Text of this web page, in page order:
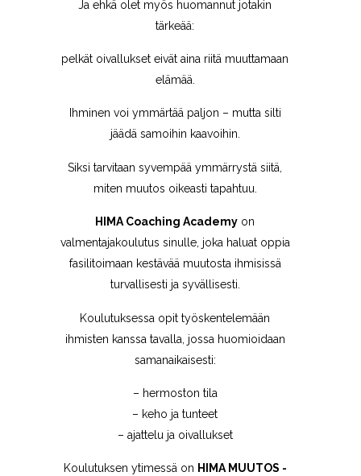
Ja ehkä olet myös huomannut jotakin
tärkeää:
pelkät oivallukset eivät aina riitä muuttamaan
elämää.
Ihminen voi ymmärtää paljon – mutta silti
jäädä samoihin kaavoihin.
Siksi tarvitaan syvempää ymmärrystä siitä,
miten muutos oikeasti tapahtuu.
HIMA Coaching Academy on
valmentajakoulutus sinulle, joka haluat oppia
fasilitoimaan kestävää muutosta ihmisissä
turvallisesti ja syvällisesti.
Koulutuksessa opit työskentelemään
ihmisten kanssa tavalla, jossa huomioidaan
samanaikaisesti:
– hermoston tila
– keho ja tunteet
– ajattelu ja oivallukset
Koulutuksen ytimessä on HIMA MUUTOS -